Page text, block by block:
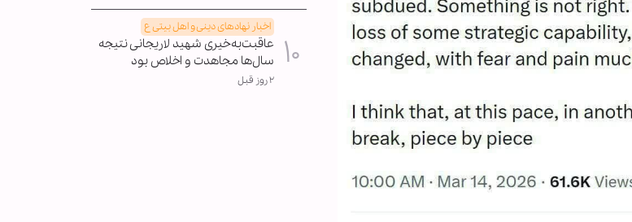
اخبار نهادهای دینی و اهل بیتی ع
عاقبت‌به‌خیری شهید لاریجانی نتیجه
سال‌ها مجاهدت و اخلاص بود
۲ روز قبل